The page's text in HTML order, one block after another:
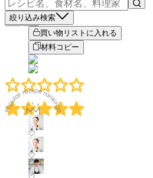
絞り込み検索
－
＋
買い物リストに入れる
材料コピー